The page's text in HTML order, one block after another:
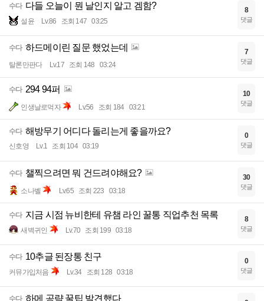
수다 다들 오늘이 뭔 날인지 알고 겜함?
설윤 Lv.86 조회 147 03:25
8
댓글
수다 하드메이린 질문 했었는데
탈론만판다 Lv.17 조회 148 03:24
7
댓글
수다 294 94퍼
인생날로먹자 Lv.56 조회 184 03:21
10
댓글
수다 해방무기 어디다 돌리는게 좋을까요?
신호영 Lv.1 조회 104 03:19
0
댓글
수다 챌찍으려면 뭐 건드려야해요?
소나벨 Lv.65 조회 223 03:18
30
댓글
수다 지금 시점 뉴비한테 유챔 라인 꿀통 직업추천 목록
새벽귀인 Lv.70 조회 199 03:18
8
댓글
수다 10추글 된장통 친구
커뮤가입처음 Lv.34 조회 128 03:18
0
댓글
수다 하메 공략 꿀팁 발견했다